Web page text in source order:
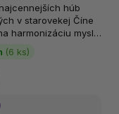
(6 ks)
húb
v starovekej Číne
harmonizáciu mysle
cudzopasná huba